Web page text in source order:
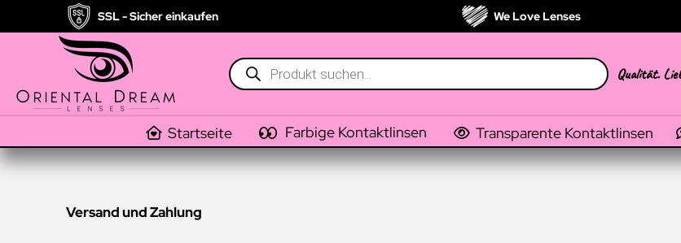
SSL - Sicher einkaufen We Love Lenses
Products
search
Qualität.
Startseite Farbige Kontaktlinsen Transparente Kontaktlinsen
Versand und Zahlung